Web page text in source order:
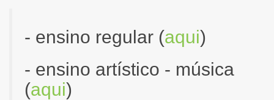
- ensino regular (aqui)
- ensino artístico - música
(aqui)